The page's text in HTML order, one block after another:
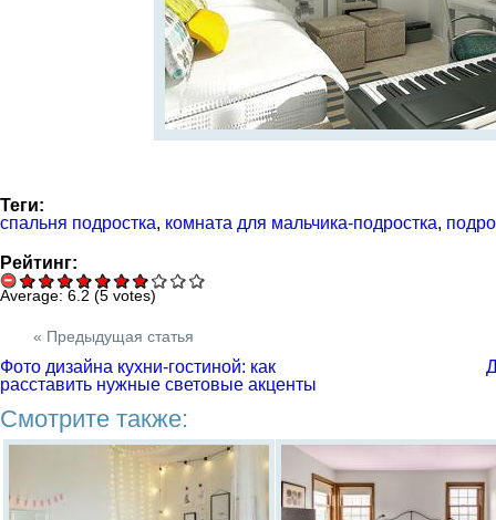
Теги:
спальня подростка, комната для мальчика-подростка,
Рейтинг:
Average: 6.2 (5 votes)
« Предыдущая статья
Фото дизайна кухни-гостиной: как
расставить нужные световые акценты
Смотрите также: